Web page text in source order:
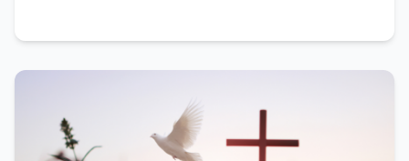
し、子は親に反抗して死なせる
だろう。 また、私の名のため
に、あなたがたはすべての人に
憎まれる。しかし、最後まで耐
に、日々励まし合いなさい。 私
たちは、初めの確信を終わりま
でしっかりと保つなら、キリス
は、悪の誘惑を受けるような方
したりなさらないからです。 人
はそれぞれ、自分の欲望に引か